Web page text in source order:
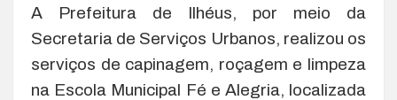
A Prefeitura de Ilhéus, por meio da
Secretaria de Serviços Urbanos, realizou os
serviços de capinagem, roçagem e limpeza
na Escola Municipal Fé e Alegria, localizada